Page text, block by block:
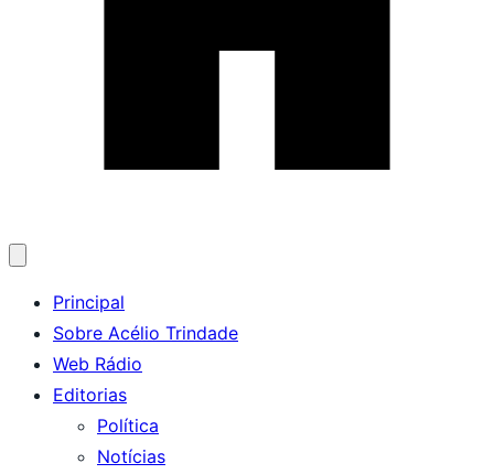
menu
Principal
Sobre Acélio Trindade
Web Rádio
Editorias
Política
Notícias